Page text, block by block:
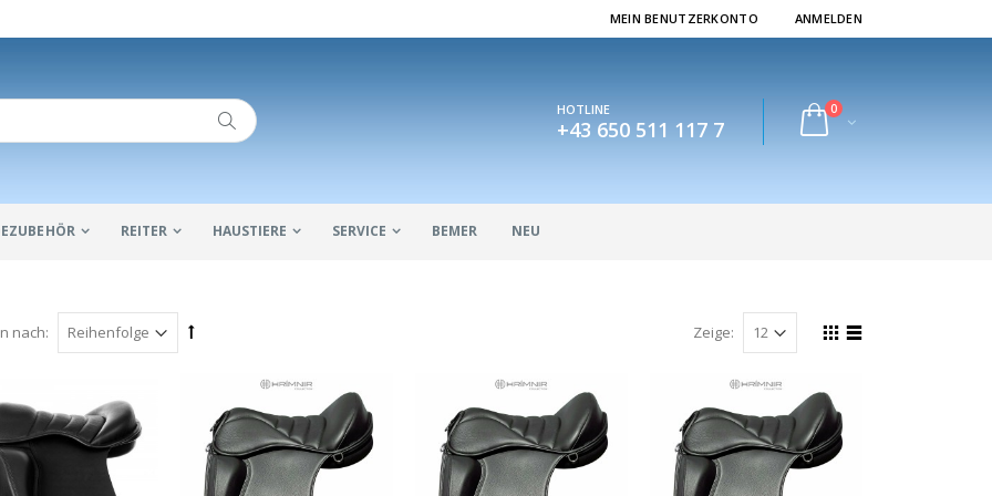
MEIN BENUTZERKONTO ANMELDEN
HOTLINE
+43 650 511 117 7
0
REITER HAUSTIERE SERVICE BEMER NEU
nach: Zeige: